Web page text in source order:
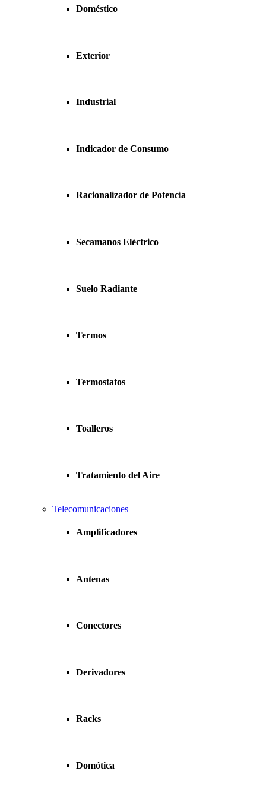
Doméstico
Exterior
Industrial
Indicador de Consumo
Racionalizador de Potencia
Secamanos Eléctrico
Suelo Radiante
Termos
Termostatos
Toalleros
Tratamiento del Aire
Telecomunicaciones
Amplificadores
Antenas
Conectores
Derivadores
Racks
Domótica